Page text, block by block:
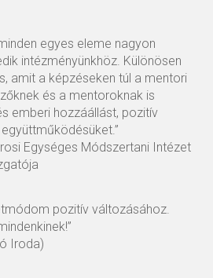
egyes eleme nagyon
intézményünkhöz. Különösen
amit a képzéseken túl a mentori
és a mentoroknak is
emberi hozzáállást, pozitív
Egységes Módszertani Intézet
pozitív változásához.
Iroda)